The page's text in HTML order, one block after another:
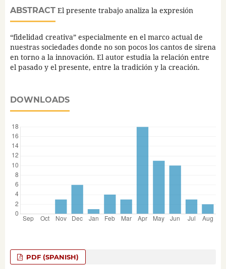
ABSTRACTEl presente trabajo analiza la expresión
“fidelidad creativa” especialmente en el marco actual de
nuestras sociedades donde no son pocos los cantos de sirena
en torno a la innovación. El autor estudia la relación entre
el pasado y el presente, entre la tradición y la creación.
DOWNLOADS
PDF (SPANISH)